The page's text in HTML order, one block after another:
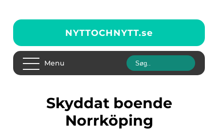
NYTTOCHNYTT.se
Menu
Skyddat boende
Norrköping